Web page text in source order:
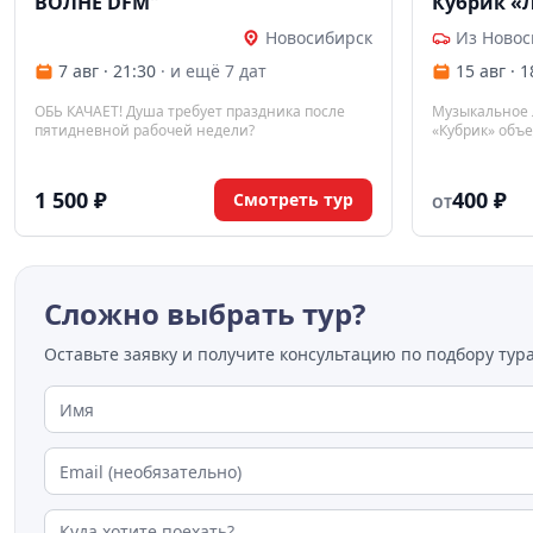
Новосибирск
7 авг · 21:30 · и ещё 7 дат
ОБЬ КАЧАЕТ! Душа требует праздника после
пятидневной рабочей недели?
1 500 ₽ Смотреть тур
нулевые,
Из
15 авг ·
Музыкальное
«Кубрик»
первым
настроения,
небольшой
ОТ400 ₽
Сложно выбрать тур?
Оставьте заявку и получите консультацию по подбору